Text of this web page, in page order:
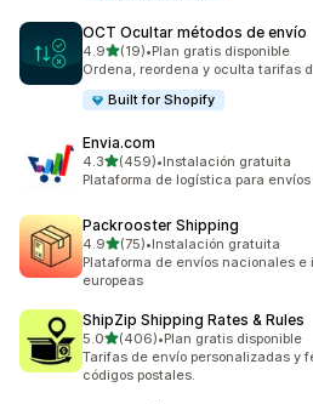
OCT Ocultar métodos de envío
4.9de 5 estrellas
(19)
19 reseñas en total
•Plan gratis disponible
Ordena, reordena y oculta tarifas
Built for Shopify
Envia.com
4.3de 5 estrellas
(459)
459 reseñas en total
•Instalación gratuita
Plataforma de logística para
Packrooster Shipping
4.9de 5 estrellas
(75)
75 reseñas en total
•Instalación gratuita
Plataforma de envíos nacionales
europeas
ShipZip Shipping Rates & Rules
5.0de 5 estrellas
(406)
406 reseñas en total
•Plan gratis disponible
Tarifas de envío personalizadas y
códigos postales.